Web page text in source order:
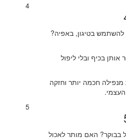
4
להשתמש בטיגון, באפיה?
בכיף ובלי ליפול
חכמה יותר וחזקה
העצמי.
5
בבוקר? האם מותר לאכול